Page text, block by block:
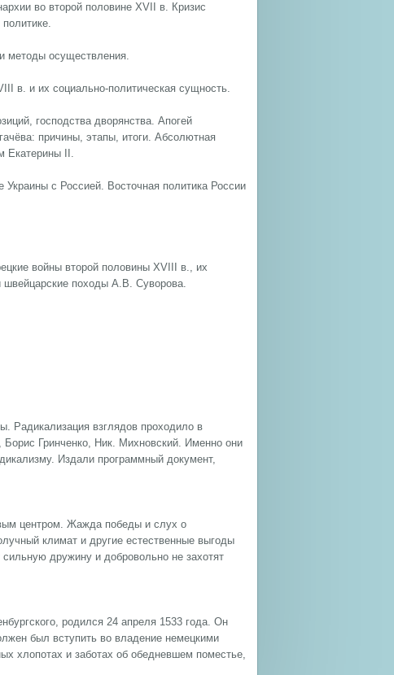
во второй половине XVII в. Кризис
методы осуществления.
в. и их социально-политическая сущность.
господства дворянства. Апогей
причины, этапы, итоги. Абсолютная
Екатерины II.
с Россией. Восточная политика России
войны второй половины XVIII в., их
швейцарские походы А.В. Суворова.
Радикализация взглядов проходило в
Борис Гринченко, Ник. Михновский. Именно они
Издали программный документ,
центром. Жажда победы и слух о
климат и другие естественные выгоды
дружину и добровольно не захотят
родился 24 апреля 1533 года. Он
был вступить во владение немецкими
хлопотах и заботах об обедневшем поместье,